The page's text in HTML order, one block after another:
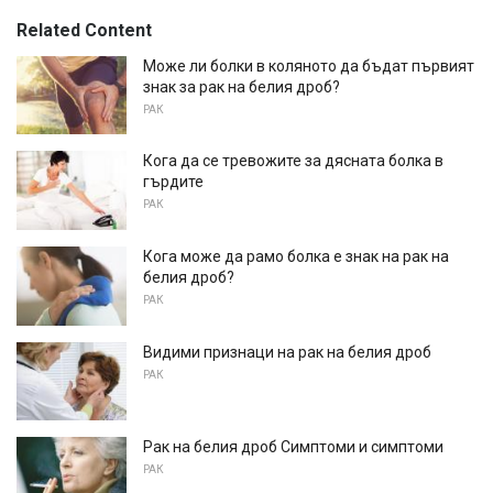
Related Content
Може ли болки в коляното да бъдат първият
знак за рак на белия дроб?
РАК
Кога да се тревожите за дясната болка в
гърдите
РАК
Кога може да рамо болка е знак на рак на
белия дроб?
РАК
Видими признаци на рак на белия дроб
РАК
Рак на белия дроб Симптоми и симптоми
РАК